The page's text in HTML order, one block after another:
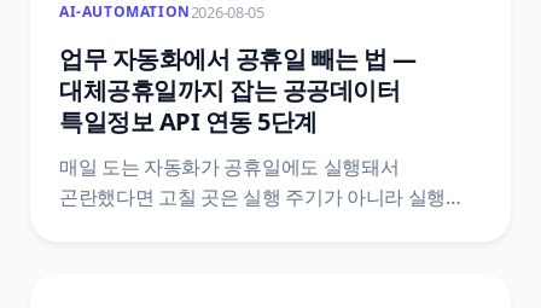
문서에 실제로 적힌 기능 이름과 한도값으로 막는
다섯 가지 방법을 정리했어요.
AI-AUTOMATION2026-08-05
업무 자동화에서 공휴일 빼는 법 —
대체공휴일까지 잡는 공공데이터
특일정보 API 연동 5단계
매일 도는 자동화가 공휴일에도 실행돼서
곤란했다면 고칠 곳은 실행 주기가 아니라 실행